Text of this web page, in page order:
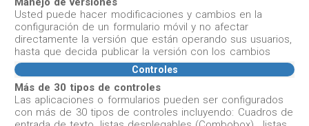
Usted puede hacer modificaciones y cambios en la
configuración de un formulario móvil y no afectar
directamente la versión que están operando sus usuarios,
hasta que decida publicar la versión con los cambios
Controles
Más de 30 tipos de controles
Las aplicaciones o formularios pueden ser configurados
con más de 30 tipos de controles incluyendo: Cuadros de